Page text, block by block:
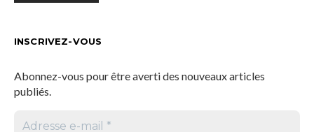
INSCRIVEZ-VOUS
Abonnez-vous pour être averti des nouveaux articles
publiés.